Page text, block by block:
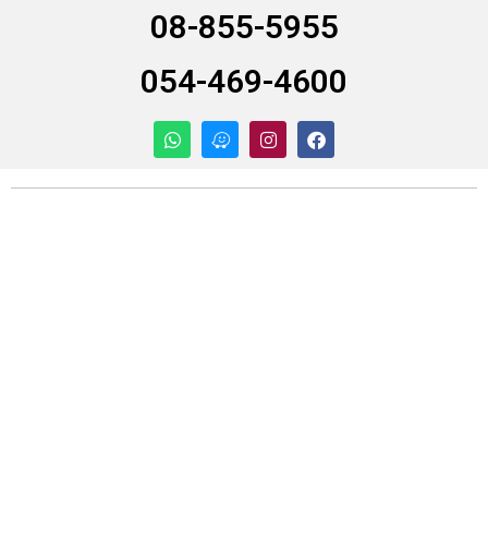
08-855-5955
054-469-4600